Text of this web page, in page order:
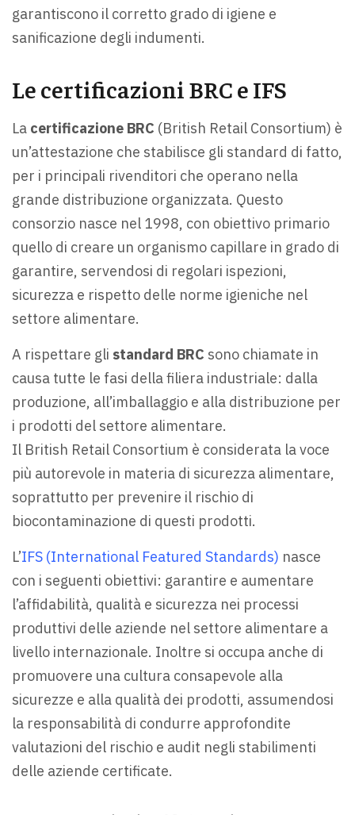
garantiscono il corretto grado di igiene e
sanificazione degli indumenti.
Le certificazioni BRC e IFS
La certificazione BRC (British Retail Consortium) è
un’attestazione che stabilisce gli standard di fatto,
per i principali rivenditori che operano nella
grande distribuzione organizzata. Questo
consorzio nasce nel 1998, con obiettivo primario
quello di creare un organismo capillare in grado di
garantire, servendosi di regolari ispezioni,
sicurezza e rispetto delle norme igieniche nel
settore alimentare.
A rispettare gli standard BRC sono chiamate in
causa tutte le fasi della filiera industriale: dalla
produzione, all’imballaggio e alla distribuzione per
i prodotti del settore alimentare.
Il British Retail Consortium è considerata la voce
più autorevole in materia di sicurezza alimentare,
soprattutto per prevenire il rischio di
biocontaminazione di questi prodotti.
L’IFS (International Featured Standards) nasce
con i seguenti obiettivi: garantire e aumentare
l’affidabilità, qualità e sicurezza nei processi
produttivi delle aziende nel settore alimentare a
livello internazionale. Inoltre si occupa anche di
promuovere una cultura consapevole alla
sicurezze e alla qualità dei prodotti, assumendosi
la responsabilità di condurre approfondite
valutazioni del rischio e audit negli stabilimenti
delle aziende certificate.